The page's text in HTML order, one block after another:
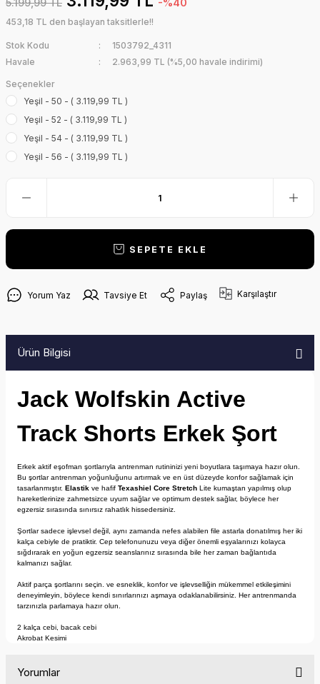
5.199,99 TL -%40
453,18 TL den başlayan taksitlerle!!
Stok Kodu
1503792_4311
Havale
2.963,99 TL (%5,00 havale indirimi)
Seçenekler
Yeşil - 50 - ( 3.119,99 TL )
Yeşil - 52 - ( 3.119,99 TL )
Yeşil - 54 - ( 3.119,99 TL )
Yeşil - 56 - ( 3.119,99 TL )
SEPETE EKLE
Yorum Yaz Tavsiye Et Paylaş Karşılaştır
Ürün Bilgisi
Jack Wolfskin Active
Track Shorts Erkek Şort
Erkek aktif eşofman şortlarıyla antrenman rutininizi yeni boyutlara taşımaya hazır olun.
Bu şortlar antrenman yoğunluğunu artırmak ve en üst düzeyde konfor sağlamak için
tasarlanmıştır. Elastik ve hafif Texashiel Core Stretch Lite kumaştan yapılmış olup
hareketlerinize zahmetsizce uyum sağlar ve optimum destek sağlar, böylece her
egzersiz sırasında sınırsız rahatlık hissedersiniz.
Şortlar sadece işlevsel değil, aynı zamanda nefes alabilen file astarla donatılmış her iki
kalça cebiyle de pratiktir. Cep telefonunuzu veya diğer önemli eşyalarınızı kolayca
sığdırarak en yoğun egzersiz seanslarınız sırasında bile her zaman bağlantıda
kalmanızı sağlar.
Aktif parça şortlarını seçin. ve esneklik, konfor ve işlevselliğin mükemmel etkileşimini
deneyimleyin, böylece kendi sınırlarınızı aşmaya odaklanabilirsiniz. Her antrenmanda
tarzınızla parlamaya hazır olun.
2 kalça cebi, bacak cebi
Akrobat Kesimi
Yorumlar